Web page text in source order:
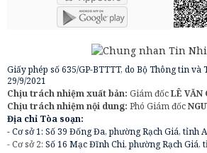
Giấy phép số 635/GP-BTTTT, do Bộ Thông tin
29/9/2021
Chịu trách nhiệm xuất bản: Giám đốcLÊ VĂN
Chịu trách nhiệm nội dung: Phó Giám đốc
Địa chỉ Tòa soạn:
- Cơ sở 1: Số 39 Đống Đa, phường Rạch Giá, tỉnh
- Cơ sở 2: Số 16 Mạc Đĩnh Chi, phường Rạch Giá,